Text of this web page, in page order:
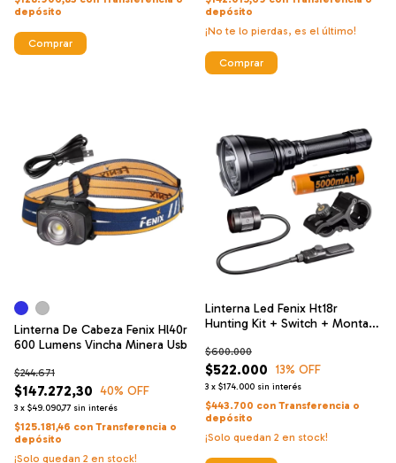
depósito
Comprar
depósito
¡No te lo pierdas, es el último!
Comprar
Linterna De Cabeza Fenix Hl40r
600 Lumens Vincha Minera Usb
$147.272,30
$244.671
40% OFF
3 x $49.090,77 sin interés
$125.181,46 con Transferencia o
depósito
¡Solo quedan 2 en stock!
Linterna Led Fenix Ht18r
Hunting Kit + Switch + Montaje
$522.000
$600.000
13% OFF
3 x $174.000 sin interés
$443.700 con Transferencia o
depósito
¡Solo quedan 2 en stock!